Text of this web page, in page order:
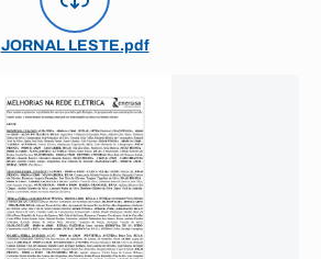
JORNAL LESTE.pdf